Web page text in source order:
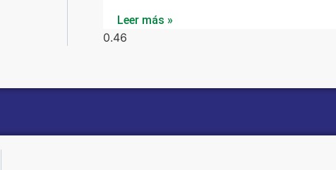
Leer más »